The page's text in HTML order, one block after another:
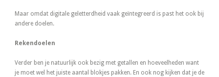
Maar omdat digitale geletterdheid vaak geïntegreerd is past het ook bij
andere doelen.
Rekendoelen
Verder ben je natuurlijk ook bezig met getallen en hoeveelheden want
je moet wel het juiste aantal blokjes pakken. En ook nog kijken dat je de